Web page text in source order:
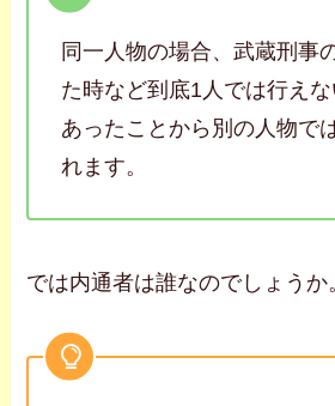
同一人物の場合、武蔵刑事
た時など到底1人では行え
あったことから別の人物で
れます。
では内通者は誰なのでしょうか